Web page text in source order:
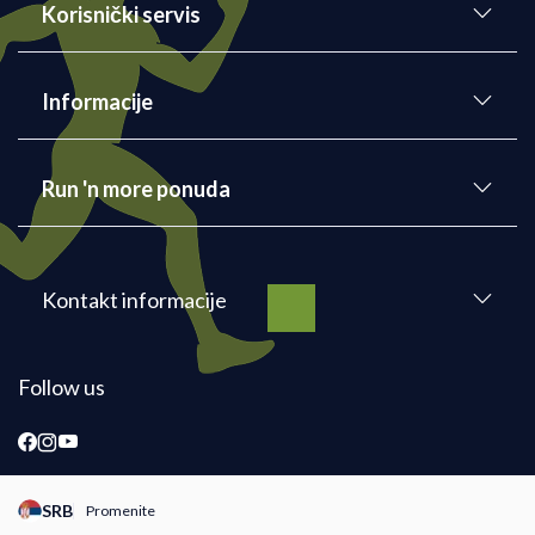
Korisnički servis
Informacije
Run 'n more ponuda
Kontakt informacije
Follow us
SRB Promenite
Promeni instancu sajta, posetite sajtove za druge zemlje